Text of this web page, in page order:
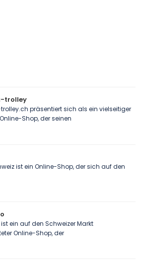
trolley
präsentiert sich als ein vielseitiger
Shop, der seinen
ist ein Online-Shop, der sich auf den
ein auf den Schweizer Markt
Online-Shop, der